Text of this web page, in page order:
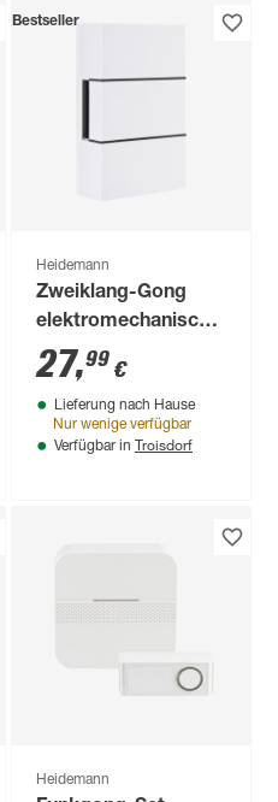
Bestseller
Heidemann
Zweiklang-Gong
elektromechanisch
weiß
27,99 €
Lieferung nach Hause
Nur wenige verfügbar
Verfügbar in Troisdorf
Heidemann